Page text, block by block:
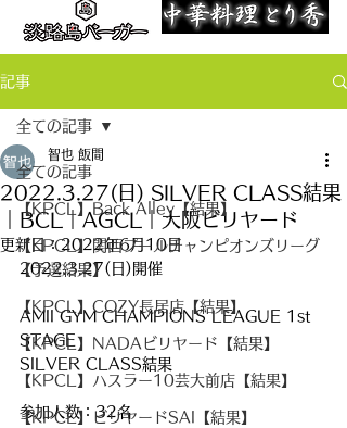
記事
全ての記事
【KPCL】Back Alley【結果】
【KPCL】関西プールチャンピオンズリーグ
【予選結果】
【KPCL】COZY長居店【結果】
【KPCL】NADAビリヤード【結果】
【KPCL】ハスラー10芸大前店【結果】
【KPCL】ビリヤードSAI【結果】
全ての記事
2022.3.27(日) SILVER CLASS結果
｜BCL｜AGCL｜大阪ビリヤード
智也 飯間
更新日：2022年6月10日
2022.3.27(日)開催
AMII GYM CHAMPIONS LEAGUE 1st
STAGE
SILVER CLASS結果
参加人数：32名